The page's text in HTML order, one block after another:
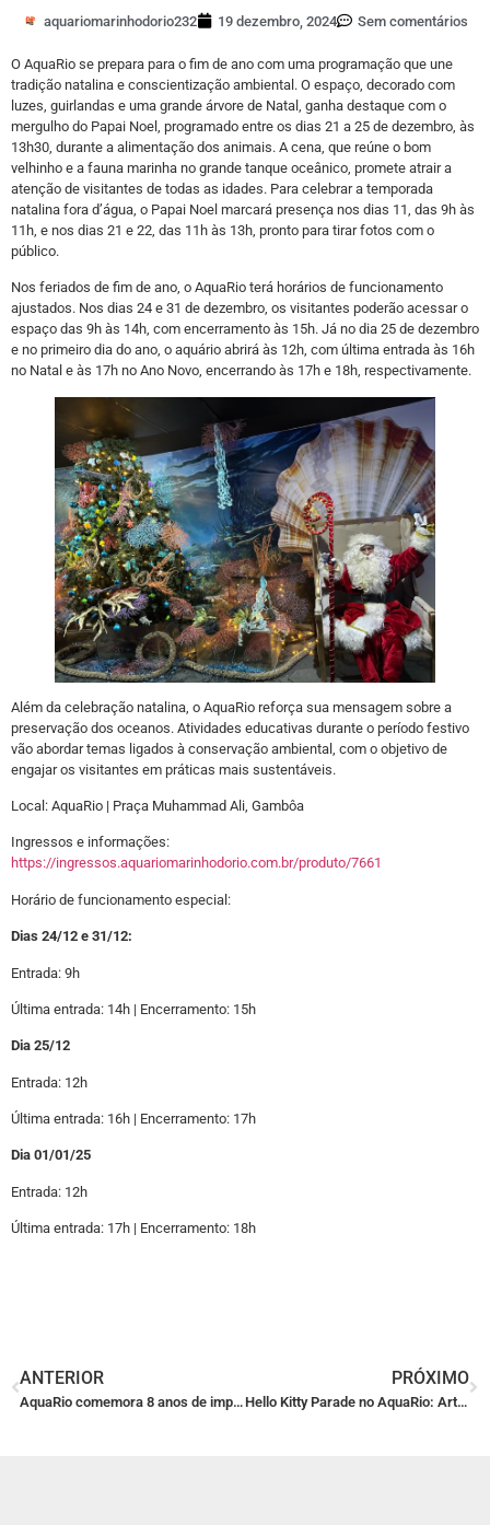
aquariomarinhodorio232 19 dezembro, 2024 Sem comentários
O AquaRio se prepara para o fim de ano com uma programação que une
tradição natalina e conscientização ambiental. O espaço, decorado com
luzes, guirlandas e uma grande árvore de Natal, ganha destaque com o
mergulho do Papai Noel, programado entre os dias 21 a 25 de dezembro, às
13h30, durante a alimentação dos animais. A cena, que reúne o bom
velhinho e a fauna marinha no grande tanque oceânico, promete atrair a
atenção de visitantes de todas as idades. Para celebrar a temporada
natalina fora d’água, o Papai Noel marcará presença nos dias 11, das 9h às
11h, e nos dias 21 e 22, das 11h às 13h, pronto para tirar fotos com o
público.
Nos feriados de fim de ano, o AquaRio terá horários de funcionamento
ajustados. Nos dias 24 e 31 de dezembro, os visitantes poderão acessar o
espaço das 9h às 14h, com encerramento às 15h. Já no dia 25 de dezembro
e no primeiro dia do ano, o aquário abrirá às 12h, com última entrada às 16h
no Natal e às 17h no Ano Novo, encerrando às 17h e 18h, respectivamente.
Além da celebração natalina, o AquaRio reforça sua mensagem sobre a
preservação dos oceanos. Atividades educativas durante o período festivo
vão abordar temas ligados à conservação ambiental, com o objetivo de
engajar os visitantes em práticas mais sustentáveis.
Local: AquaRio | Praça Muhammad Ali, Gambôa
Ingressos e informações:
https://ingressos.aquariomarinhodorio.com.br/produto/7661
Horário de funcionamento especial:
Dias 24/12 e 31/12:
Entrada: 9h
Última entrada: 14h | Encerramento: 15h
Dia 25/12
Entrada: 12h
Última entrada: 16h | Encerramento: 17h
Dia 01/01/25
Entrada: 12h
Última entrada: 17h | Encerramento: 18h
ANTERIOR
AquaRio comemora 8 anos de impacto em conservação marinha com entrada gratuita para aniversariantes de novembro
PRÓXIMO
Hello Kitty Parade no AquaRio: Arte, Conservação e Diversão em um Só Lugar